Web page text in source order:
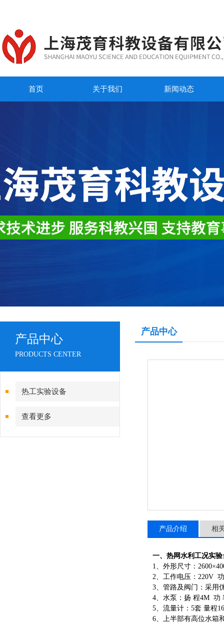
首页 关于我们 新闻动态
产品中心
PRODUCTS CENTER
热工实验设备
查看更多
产品中心
产品介绍 相
一、 热网水利工况实验
1、外形尺寸：
2、工作电压：220V
3、管路及阀门：采用
4、水泵：扬 程4M 功
5、流量计：5套 量程
6、上半部有高位水箱